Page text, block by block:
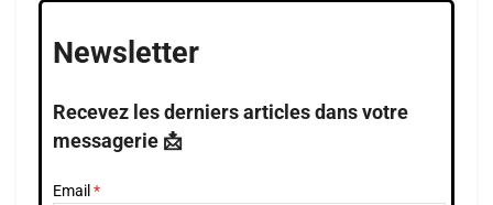
Newsletter
Recevez les derniers articles dans votre
messagerie 📩
Email